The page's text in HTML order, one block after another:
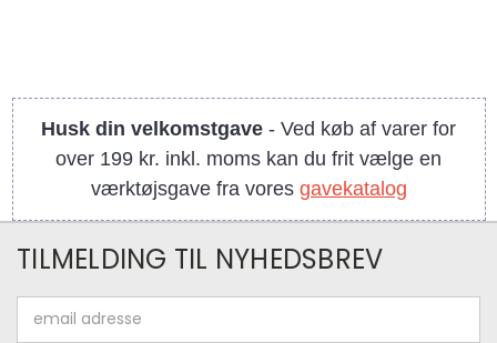
Husk din velkomstgave - Ved køb af varer for
over 199 kr. inkl. moms kan du frit vælge en
værktøjsgave fra vores gavekatalog
TILMELDING TIL NYHEDSBREV
adresse